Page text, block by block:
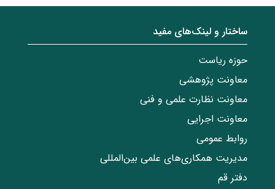
ساختار‌‌ و‌‌ لینک‌های مفید
حوزه ریاست
معاونت پژوهشی
معاونت نظارت علمی و فنی
معاونت اجرایی
روابط عمومی
مدیریت همکاری‌های علمی بین‌المللی
دفتر قم